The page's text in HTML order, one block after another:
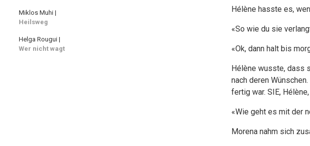
Hélène hasste es,
«So wie du sie
«Ok, dann halt bis
Hélène wusste, dass
nach deren
fertig war. SIE,
«Wie geht es mit der
Morena nahm sich
Miklos Muhi |
Heilsweg
Helga Rougui |
Wer nicht wagt